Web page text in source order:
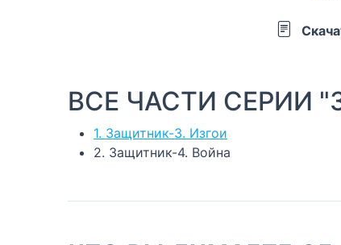
ВСЕ ЧАСТИ СЕРИИ
1. Защитник-3. Изгои
2. Защитник-4. Война